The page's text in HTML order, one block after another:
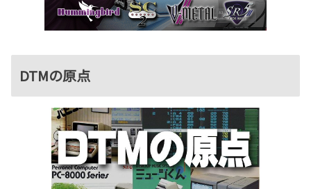
DTMの原点